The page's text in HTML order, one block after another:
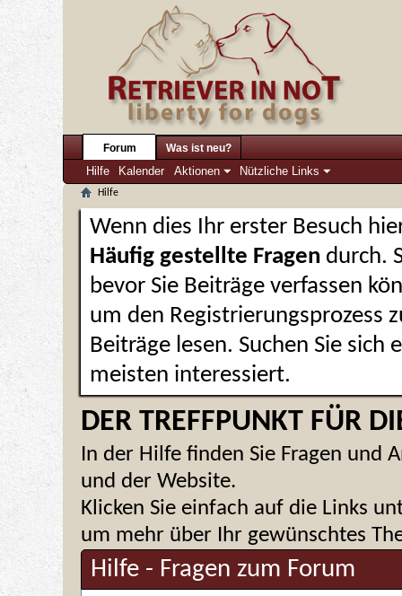
Forum
Hilfe Kalender Aktionen Nützliche Links
Was ist neu?
Hilfe
Wenn dies Ihr erster Besuch
Häufig gestellte Fragen durch.
bevor Sie Beiträge verfassen
um den Registrierungsprozess
Beiträge lesen. Suchen Sie sich
meisten interessiert.
DER TREFFPUNKT FÜR
In der Hilfe finden Sie Fragen und
und der Website.
Klicken Sie einfach auf die Links
um mehr über Ihr gewünschtes
Hilfe - Fragen zum Forum